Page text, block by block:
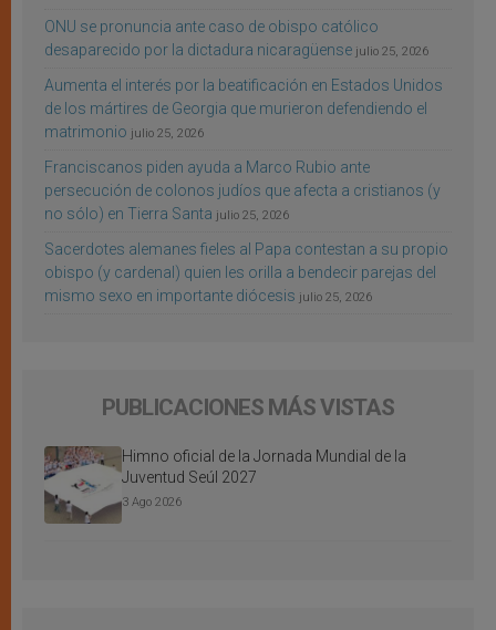
ONU se pronuncia ante caso de obispo católico
desaparecido por la dictadura nicaragüense julio 25, 2026
Aumenta el interés por la beatificación en Estados Unidos
de los mártires de Georgia que murieron defendiendo el
matrimonio julio 25, 2026
Franciscanos piden ayuda a Marco Rubio ante
persecución de colonos judíos que afecta a cristianos (y
no sólo) en Tierra Santa julio 25, 2026
Sacerdotes alemanes fieles al Papa contestan a su propio
obispo (y cardenal) quien les orilla a bendecir parejas del
mismo sexo en importante diócesis julio 25, 2026
PUBLICACIONES MÁS VISTAS
Himno oficial de la Jornada Mundial de la
Juventud Seúl 2027
3 Ago 2026